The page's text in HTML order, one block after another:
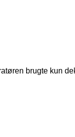
brugte kun